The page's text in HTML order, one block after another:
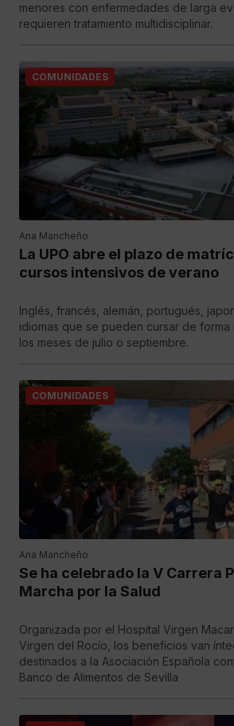
menores con enfermedades de larga
requieren tratamiento multidisciplinar.
COMUNIDADES
Ana Mancheño
La UPO abre el plazo de
cursos intensivos de verano
Inglés, francés, alemán, portugués,
idiomas que se pueden cursar de forma
los meses de julio o septiembre.
COMUNIDADES
Ana Mancheño
Se ha celebrado la V Carrera
Marcha por la Salud
Organizada por el Hospital Virgen
Virgen del Rocío, los beneficios van
destinados a la Asociación Española
Banco de Alimentos de Sevilla